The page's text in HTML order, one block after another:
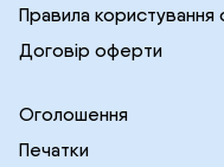
Правила користування
Договір оферти
Оголошення
Печатки